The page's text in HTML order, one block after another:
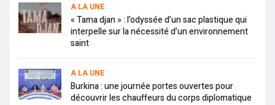
A LA UNE
« Tama djan » : l’odyssée d’un sac plastique qui
interpelle sur la nécessité d’un environnement
saint
A LA UNE
Burkina : une journée portes ouvertes pour
découvrir les chauffeurs du corps diplomatique